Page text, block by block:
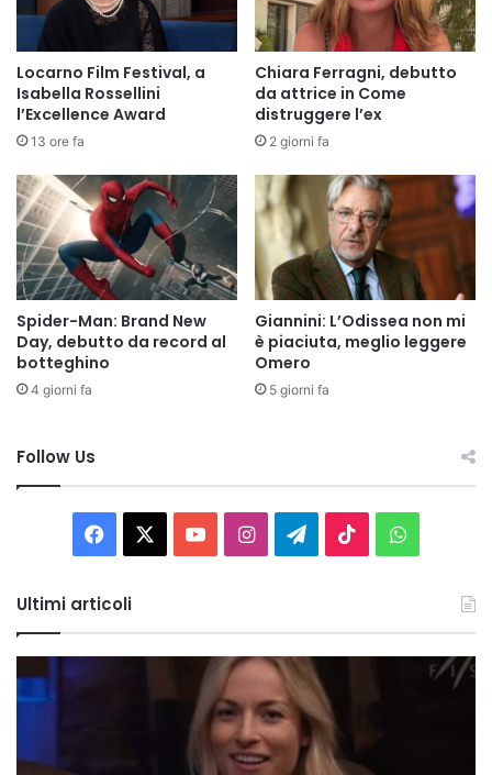
Locarno Film Festival, a
Isabella Rossellini
l’Excellence Award
13 ore fa
Chiara Ferragni, debutto
da attrice in Come
distruggere l’ex
2 giorni fa
Spider-Man: Brand New
Day, debutto da record al
botteghino
4 giorni fa
Giannini: L’Odissea non mi
è piaciuta, meglio leggere
Omero
5 giorni fa
Follow Us
Facebook You InstagramTelegram
TikTok
Ultimi articoli